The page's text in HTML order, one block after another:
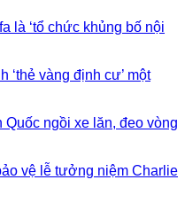
là ‘tổ chức khủng bố nội
‘thẻ vàng định cư’ một
ngồi xe lăn, đeo vòng
vệ lễ tưởng niệm Charlie